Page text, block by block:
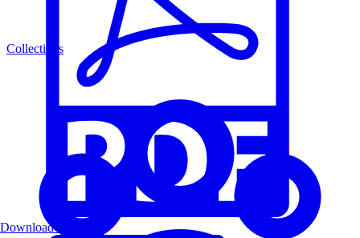
Collections
Download PDF